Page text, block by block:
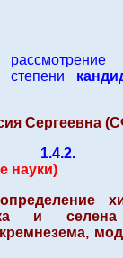
степени
Сергеевна
1.4.2.
науки)
и